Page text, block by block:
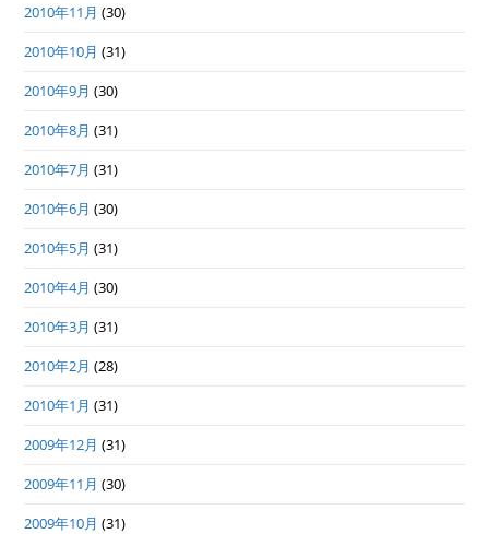
2010年11月 (30)
2010年10月 (31)
2010年9月 (30)
2010年8月 (31)
2010年7月 (31)
2010年6月 (30)
2010年5月 (31)
2010年4月 (30)
2010年3月 (31)
2010年2月 (28)
2010年1月 (31)
2009年12月 (31)
2009年11月 (30)
2009年10月 (31)